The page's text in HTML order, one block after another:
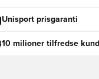
Unisport prisgaranti
10 milioner tilfredse